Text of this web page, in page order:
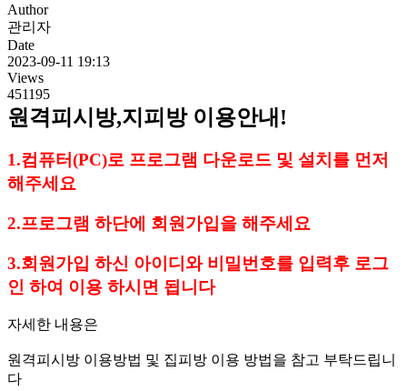
Author
관리자
Date
2023-09-11 19:13
Views
451195
원격피시방,지피방 이용안내!
1.컴퓨터(PC)로 프로그램 다운로드 및 설치를 먼저
해주세요
2.프로그램 하단에 회원가입을 해주세요
3.회원가입 하신 아이디와 비밀번호를 입력후 로그
인 하여 이용 하시면 됩니다
자세한 내용은
원격피시방 이용방법 및 집피방 이용 방법을 참고 부탁드립니
다